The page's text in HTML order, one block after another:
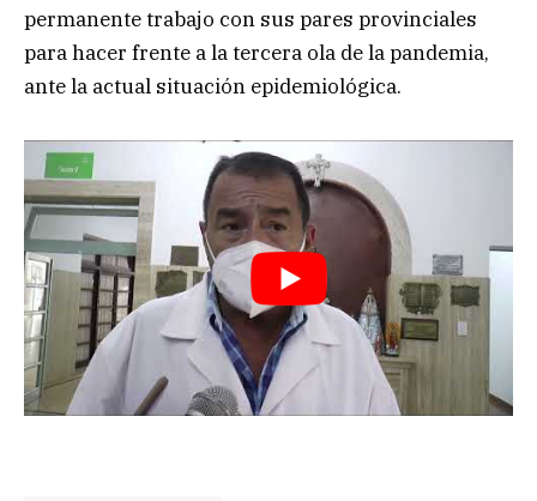
permanente trabajo con sus pares provinciales
para hacer frente a la tercera ola de la pandemia,
ante la actual situación epidemiológica.